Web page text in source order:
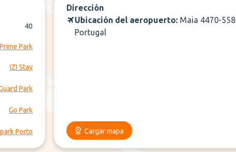
40
Prime Park
IZI Stay
Park
Go Park
Porto
Dirección
Ubicación del aeropuerto: Maia 4470-558
Portugal
Cargar mapa